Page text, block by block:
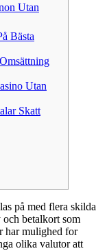
Utan
Bästa
Utan
Skatt
på med flera skilda
betalkort som
har mulighed for
olika valutor att